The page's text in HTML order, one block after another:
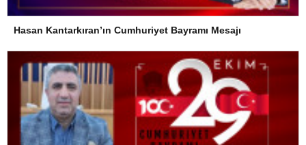
Hasan Kantarkıran’ın Cumhuriyet Bayramı Mesajı